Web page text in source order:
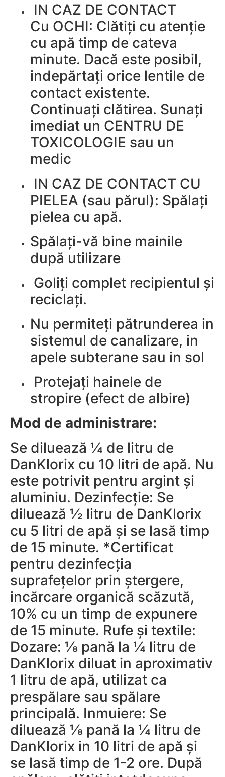
IN CAZ DE CONTACT
Cu OCHI: Clătiți cu atenție
cu apă timp de cateva
minute. Dacă este posibil,
indepărtați orice lentile de
contact existente.
Continuați clătirea. Sunați
imediat un CENTRU DE
TOXICOLOGIE sau un
medic
IN CAZ DE CONTACT CU
PIELEA (sau părul): Spălați
pielea cu apă.
Spălați-vă bine mainile
după utilizare
Goliți complet recipientul și
reciclați.
Nu permiteți pătrunderea in
sistemul de canalizare, in
apele subterane sau in sol
Protejați hainele de
stropire (efect de albire)
Mod de administrare:
Se diluează ¼ de litru de
DanKlorix cu 10 litri de apă. Nu
este potrivit pentru argint și
aluminiu. Dezinfecție: Se
diluează ½ litru de DanKlorix
cu 5 litri de apă și se lasă timp
de 15 minute. *Certificat
pentru dezinfecția
suprafețelor prin ștergere,
incărcare organică scăzută,
10% cu un timp de expunere
de 15 minute. Rufe și textile:
Dozare: ⅛ pană la ¼ litru de
DanKlorix diluat in aproximativ
1 litru de apă, utilizat ca
prespălare sau spălare
principală. Inmuiere: Se
diluează ⅛ pană la ¼ litru de
DanKlorix in 10 litri de apă și
se lasă timp de 1-2 ore. După